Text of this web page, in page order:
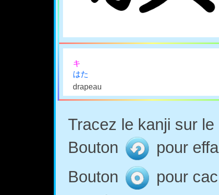
キ
はた
drapeau
Tracez le kanji sur
Bouton
pour
Bouton
pour